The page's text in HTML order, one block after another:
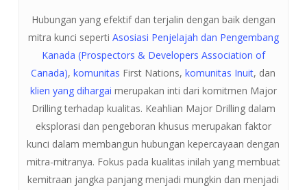
Hubungan yang efektif dan terjalin dengan baik dengan
mitra kunci seperti Asosiasi Penjelajah dan Pengembang
Kanada (Prospectors & Developers Association of
Canada),komunitas First Nations,komunitas Inuit, dan
klien yang dihargai merupakan inti dari komitmen Major
Drilling terhadap kualitas. Keahlian Major Drilling dalam
eksplorasi dan pengeboran khusus merupakan faktor
kunci dalam membangun hubungan kepercayaan dengan
mitra-mitranya. Fokus pada kualitas inilah yang membuat
kemitraan jangka panjang menjadi mungkin dan menjadi